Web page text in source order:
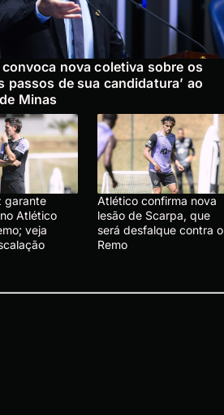
nova coletiva sobre os
passos de sua candidatura’ ao
Minas
garante
Atlético
veja
Atlético confirma nova
lesão de Scarpa, que
será desfalque contra o
Remo